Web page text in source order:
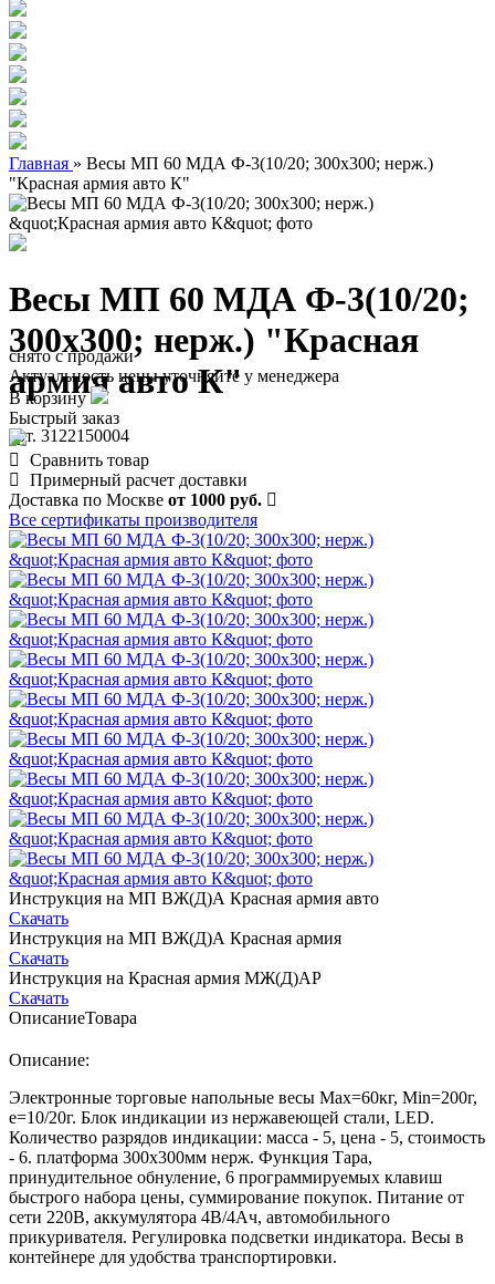
Главная » Весы МП 60 МДА Ф-3(10/20; 300х300; нерж.)
"Красная армия авто К"
Весы МП 60 МДА Ф-3(10/20;
300х300; нерж.) "Красная
армия авто К"
арт. 3122150004
снято с продажи
Актуальность цены уточняйте у менеджера
В корзину
Быстрый заказ
Сравнить товар
Примерный расчет доставки
Доставка по Москве от 1000 руб.
Все сертификаты производителя
Инструкция на МП ВЖ(Д)А Красная армия авто
Скачать
Инструкция на МП ВЖ(Д)А Красная армия
Скачать
Инструкция на Красная армия МЖ(Д)АР
Скачать
ОписаниеТовара
Описание:
Электронные торговые напольные весы Мах=60кг, Min=200г,
e=10/20г. Блок индикации из нержавеющей стали, LED.
Количество разрядов индикации: масса - 5, цена - 5, стоимость
- 6. платформа 300х300мм нерж. Функция Тара,
принудительное обнуление, 6 программируемых клавиш
быстрого набора цены, суммирование покупок. Питание от
сети 220В, аккумулятора 4В/4Ач, автомобильного
прикуривателя. Регулировка подсветки индикатора. Весы в
контейнере для удобства транспортировки.